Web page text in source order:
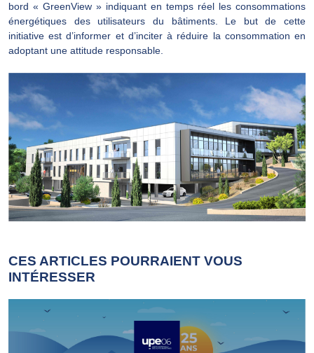
bord « GreenView » indiquant en temps réel les consommations
énergétiques des utilisateurs du bâtiments. Le but de cette
initiative est d’informer et d’inciter à réduire la consommation en
adoptant une attitude responsable.
CES ARTICLES POURRAIENT VOUS
INTÉRESSER